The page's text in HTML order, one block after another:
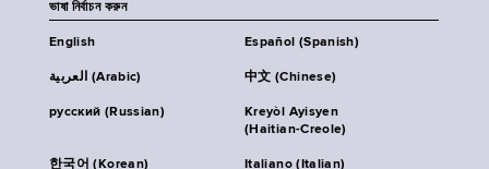
ভাষা নির্বাচন করুন
English Español (Spanish)
العربية (Arabic) 中文 (Chinese)
русский (Russian)
Kreyòl Ayisyen
(Haitian-Creole)
한국어 (Korean) Italiano (Italian)